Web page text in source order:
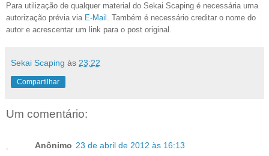
Para utilização de qualquer material do Sekai Scaping é necessária uma
autorização prévia via E-Mail . Também é necessário creditar o nome do
autor e acrescentar um link para o post original.
Sekai Scaping às 23:22
Compartilhar
Um comentário:
Anônimo 23 de abril de 2012 às 16:13